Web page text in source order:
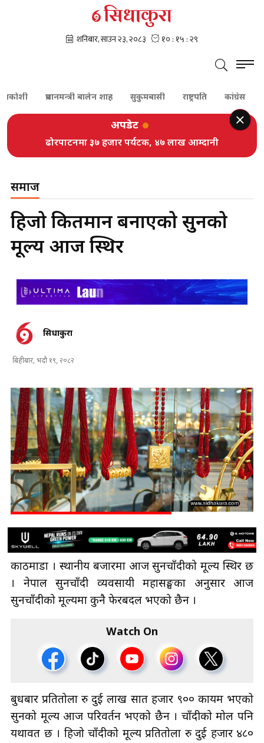
प्रधानमन्त्री बालेन शाह सुकुमबासी राष्ट्रपति कांग्रेस गगन
अपडेट
ढोरपाटनमा ३७ हजार पर्यटक, ४७ लाख आम्दानी
महाधिवेशन प्रक्रिया अगाडि बढ्छ, रोकिँदैनः गगन थापा
समाज
हिजो किर्तिमान बनाएको सुनको
मूल्य आज स्थिर
सिधाकुरा
बिहीबार, भदौ १९, २०८२
काठमाडौँ । स्थानीय बजारमा आज सुनचाँदीको मूल्य स्थिर छ
। नेपाल सुनचाँदी व्यवसायी महासङ्घका अनुसार आज
सुनचाँदीको मूल्यमा कुनै फेरबदल भएको छैन ।
Watch On
बुधबार प्रतितोला रु दुई लाख सात हजार ९०० कायम भएको
सुनको मूल्य आज परिवर्तन भएको छैन । चाँदीको मोल पनि
यथावत छ । हिजो चाँदीको मूल्य प्रतितोला रु दुई हजार ४८०